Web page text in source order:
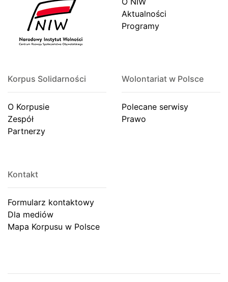
Aktualności
Programy
Korpus Solidarności
O Korpusie
Zespół
Partnerzy
Wolontariat w Polsce
Polecane serwisy
Prawo
Kontakt
Formularz kontaktowy
Dla mediów
Mapa Korpusu w Polsce